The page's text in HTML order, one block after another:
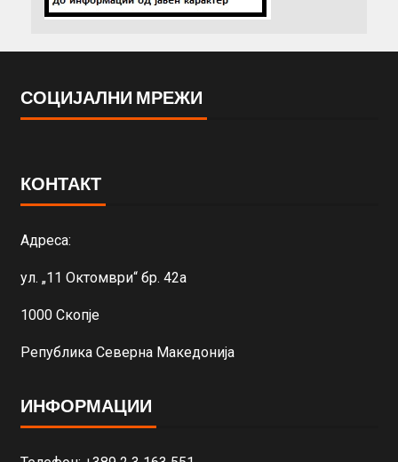
СОЦИЈАЛНИ МРЕЖИ
КОНТАКТ
Адреса:
ул. „11 Октомври“ бр. 42а
1000 Скопје
Република Северна Македонија
ИНФОРМАЦИИ